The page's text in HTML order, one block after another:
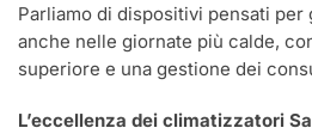
Parliamo di dispositivi pensati per
anche nelle giornate più calde,
superiore e una gestione dei
L’eccellenza dei climatizzatori